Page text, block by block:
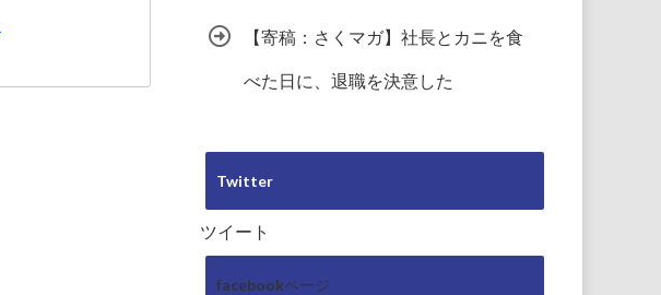
【寄稿：さくマガ】社長とカニを食
べた日に、退職を決意した
Twitter
ツイート
facebookページ